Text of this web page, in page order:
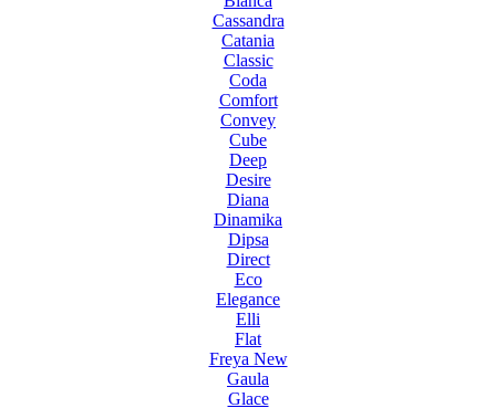
Cassandra
Catania
Classic
Coda
Comfort
Convey
Cube
Deep
Desire
Diana
Dinamika
Dipsa
Direct
Eco
Elegance
Elli
Flat
Freya New
Gaula
Glace